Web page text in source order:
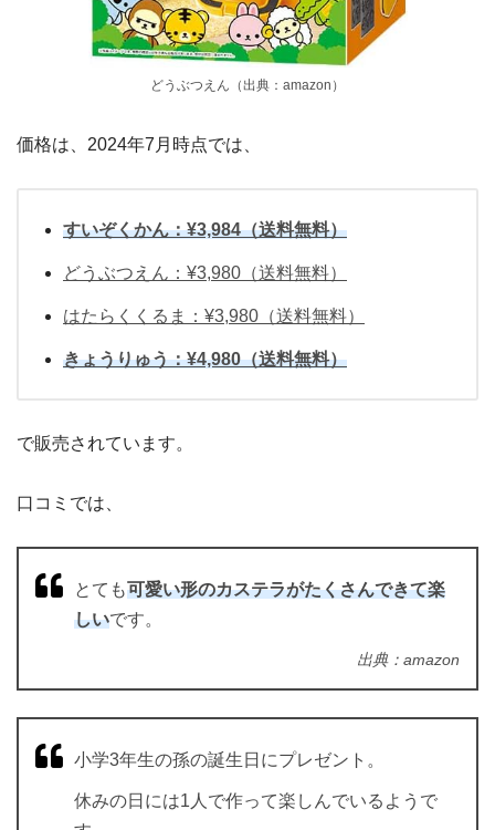
どうぶつえん（出典：amazon）
価格は、2024年7月時点では、
すいぞくかん：¥3,984（送料無料）
どうぶつえん：¥3,980（送料無料）
はたらくくるま：¥3,980（送料無料）
きょうりゅう：¥4,980（送料無料）
で販売されています。
口コミでは、
とても可愛い形のカステラがたくさんできて楽
しいです。
出典：amazon
小学3年生の孫の誕生日にプレゼント。
休みの日には1人で作って楽しんでいるようで